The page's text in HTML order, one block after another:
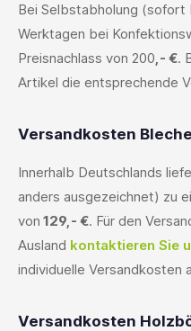
Bei Selbstabholung (sofort
Werktagen bei
Preisnachlass von 200,- €.
Artikel die entsprechende
Versandkosten
Innerhalb Deutschlands
anders ausgezeichnet) zu
von 129,- €. Für den
Ausland kontaktieren Sie
individuelle Versandkosten
Versandkosten